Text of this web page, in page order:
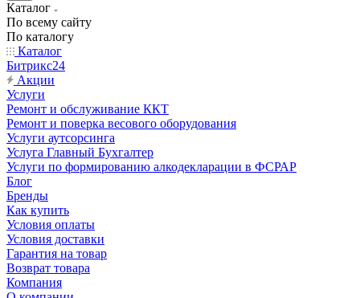
Каталог
По всему сайту
По каталогу
Каталог
Битрикс24
Акции
Услуги
Ремонт и обслуживание ККТ
Ремонт и поверка весового оборудования
Услуги аутсорсинга
Услуга Главный Бухгалтер
Услуги по формированию алкодекларации в ФСРАР
Блог
Бренды
Как купить
Условия оплаты
Условия доставки
Гарантия на товар
Возврат товара
Компания